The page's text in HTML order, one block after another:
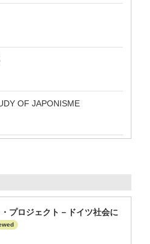
OF JAPONISME
プロジェクト－ドイツ社会に